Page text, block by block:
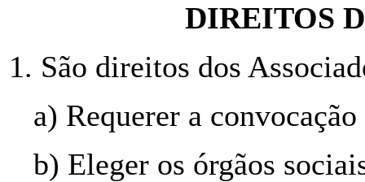
DIREITOS
1. São direitos dos
a) Requerer a
b) Eleger os órgãos